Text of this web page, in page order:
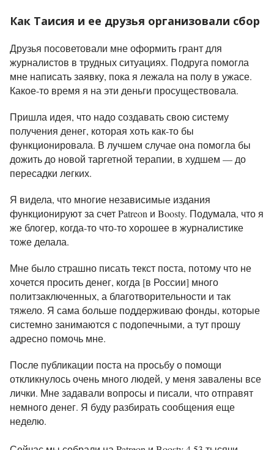
Как Таисия и ее друзья организовали сбор
Друзья посоветовали мне оформить грант для
журналистов в трудных ситуациях. Подруга помогла
мне написать заявку, пока я лежала на полу в ужасе.
Какое-то время я на эти деньги просуществовала.
Пришла идея, что надо создавать свою систему
получения денег, которая хоть как-то бы
функционировала. В лучшем случае она помогла бы
дожить до новой таргетной терапии, в худшем — до
пересадки легких.
Я видела, что многие независимые издания
функционируют за счет Patreon и Boosty. Подумала, что я
же блогер, когда-то что-то хорошее в журналистике
тоже делала.
Мне было страшно писать текст поста, потому что не
хочется просить денег, когда [в России] много
политзаключенных, а благотворительности и так
тяжело. Я сама больше поддерживаю фонды, которые
системно занимаются с подопечными, а тут прошу
адресно помочь мне.
После публикации поста на просьбу о помощи
откликнулось очень много людей, у меня завалены все
лички. Мне задавали вопросы и писали, что отправят
немного денег. Я буду разбирать сообщения еще
неделю.